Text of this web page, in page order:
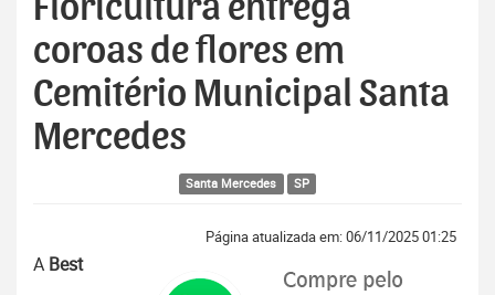
Floricultura entrega
coroas de flores em
Cemitério Municipal Santa
Mercedes
Santa Mercedes SP
Página atualizada em: 06/11/2025 01:25
A Best